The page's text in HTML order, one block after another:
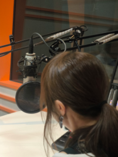
前中が吉とされているた
中を選ぶという考え方も
考え方であり、運気の上
ん。自分の予定やライ
囲で取り入れるとよい
から、暦を参考にする
いう言い伝えから、旅
います。
や帰省を予定している
ますので、ぜひ聴いてほ
」シリーズだったので、
奏が本当にかっこよく
「ダーリン」と「ケセラ
、思わず泣いてしまいま
がら帰っていたのです
ました。最高の景色と
いました。（埼玉県 18